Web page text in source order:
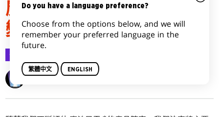
魔法風雲會產品語言版本
變更
公告
Wizards of the Coast
Do you have a language preference?
Choose from the options below, and we will
remember your preferred language in the
future.
繁體中文 ENGLISH